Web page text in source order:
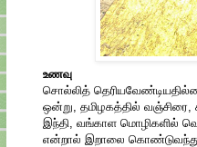
உணவு
சொல்லித்
ஒன்று, தமிழகத்தில்
இந்தி, வங்காள மொழிகளில்
என்றால் இறாலை கொண்டுவந்து